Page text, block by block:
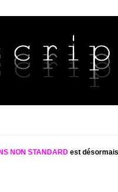
NON STANDARDest